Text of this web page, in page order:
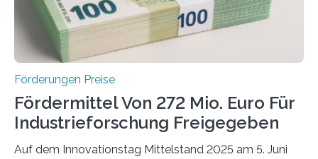
Förderungen Preise
Fördermittel Von 272 Mio. Euro Für
Industrieforschung Freigegeben
Auf dem Innovationstag Mittelstand 2025 am 5. Juni